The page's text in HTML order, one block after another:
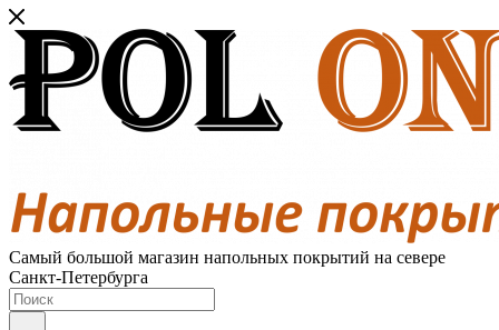
Самый большой магазин напольных покрытий на севере
Санкт-Петербурга